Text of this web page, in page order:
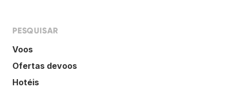
PESQUISAR
Voos
Ofertas devoos
Hotéis